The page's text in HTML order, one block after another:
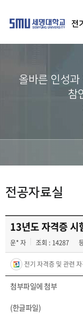
전
올바른 인성과
참
전공자료실
13년도 자격증 시
운* 자 조회 : 14287
전기 자격증 및 관련
첨부파일에 첨부
(한글파일)